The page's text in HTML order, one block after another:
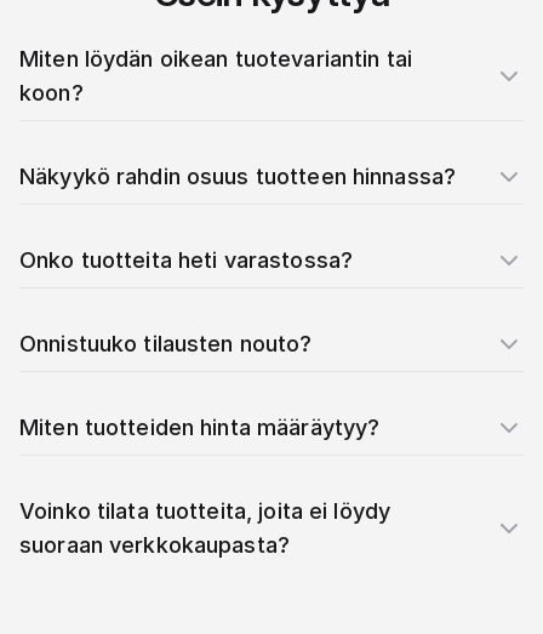
Miten löydän oikean tuotevariantin tai
koon?
Näkyykö rahdin osuus tuotteen hinnassa?
Onko tuotteita heti varastossa?
Onnistuuko tilausten nouto?
Miten tuotteiden hinta määräytyy?
Voinko tilata tuotteita, joita ei löydy
suoraan verkkokaupasta?